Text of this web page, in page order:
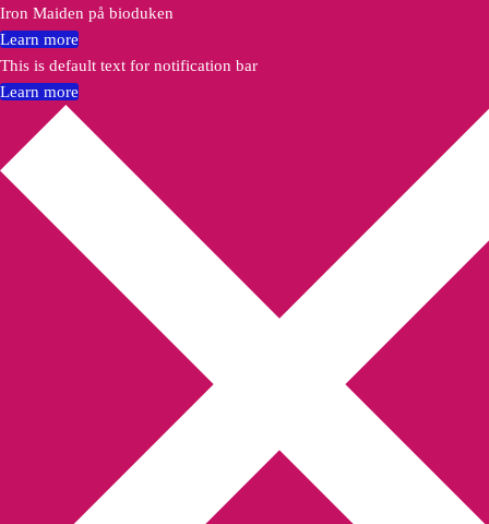
Iron Maiden på bioduken
Learn more
This is default text for notification bar
Learn more